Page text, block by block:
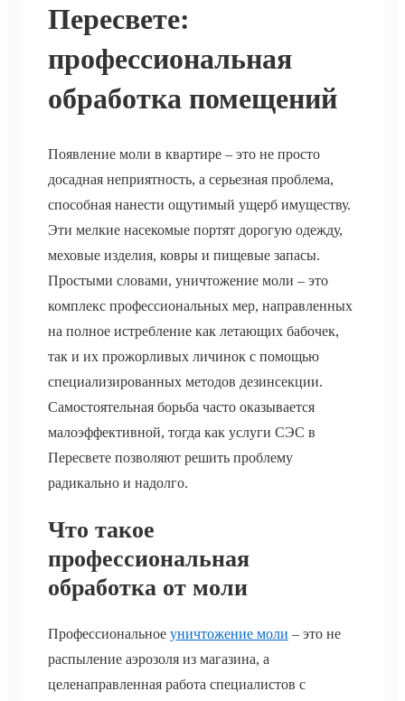
Пересвете:
профессиональная
обработка помещений
Появление моли в квартире – это не просто
досадная неприятность, а серьезная проблема,
способная нанести ощутимый ущерб имуществу.
Эти мелкие насекомые портят дорогую одежду,
меховые изделия, ковры и пищевые запасы.
Простыми словами, уничтожение моли – это
комплекс профессиональных мер, направленных
на полное истребление как летающих бабочек,
так и их прожорливых личинок с помощью
специализированных методов дезинсекции.
Самостоятельная борьба часто оказывается
малоэффективной, тогда как услуги СЭС в
Пересвете позволяют решить проблему
радикально и надолго.
Что такое
профессиональная
обработка от моли
Профессиональное уничтожение моли – это не
распыление аэрозоля из магазина, а
целенаправленная работа специалистов с